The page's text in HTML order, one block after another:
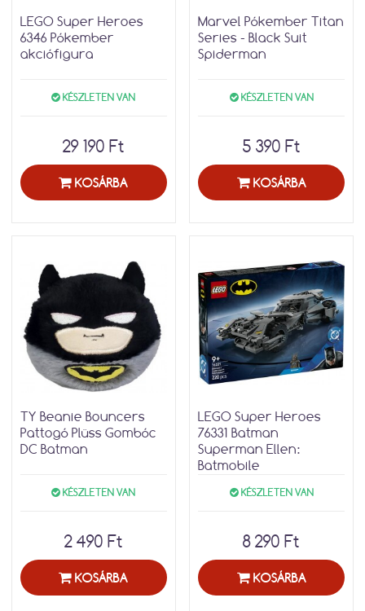
LEGO Super Heroes
6346 Pókember
akciófigura
KÉSZLETEN VAN
29 190 Ft
KOSÁRBA
Marvel Pókember Titan
Series - Black Suit
Spiderman
KÉSZLETEN VAN
5 390 Ft
KOSÁRBA
TY Beanie Bouncers
Pattogó Plüss Gombóc
DC Batman
KÉSZLETEN VAN
2 490 Ft
KOSÁRBA
LEGO Super Heroes
76331 Batman
Superman Ellen:
Batmobile
KÉSZLETEN VAN
8 290 Ft
KOSÁRBA